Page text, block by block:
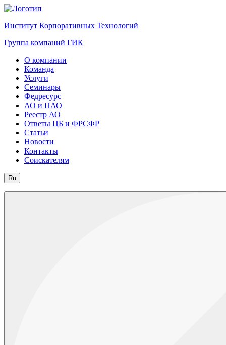
Институт Корпоративных Технологий
Группа компаний ГИК
О компании
Команда
Услуги
Семинары
Федресурс
АО и ПАО
Реестр АО
Ответы ЦБ и ФРСФР
Статьи
Новости
Контакты
Соискателям
Ru